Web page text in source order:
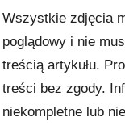
Wszystkie zdjęcia
poglądowy i nie
treścią artykułu.
treści bez zgody.
niekompletne lub